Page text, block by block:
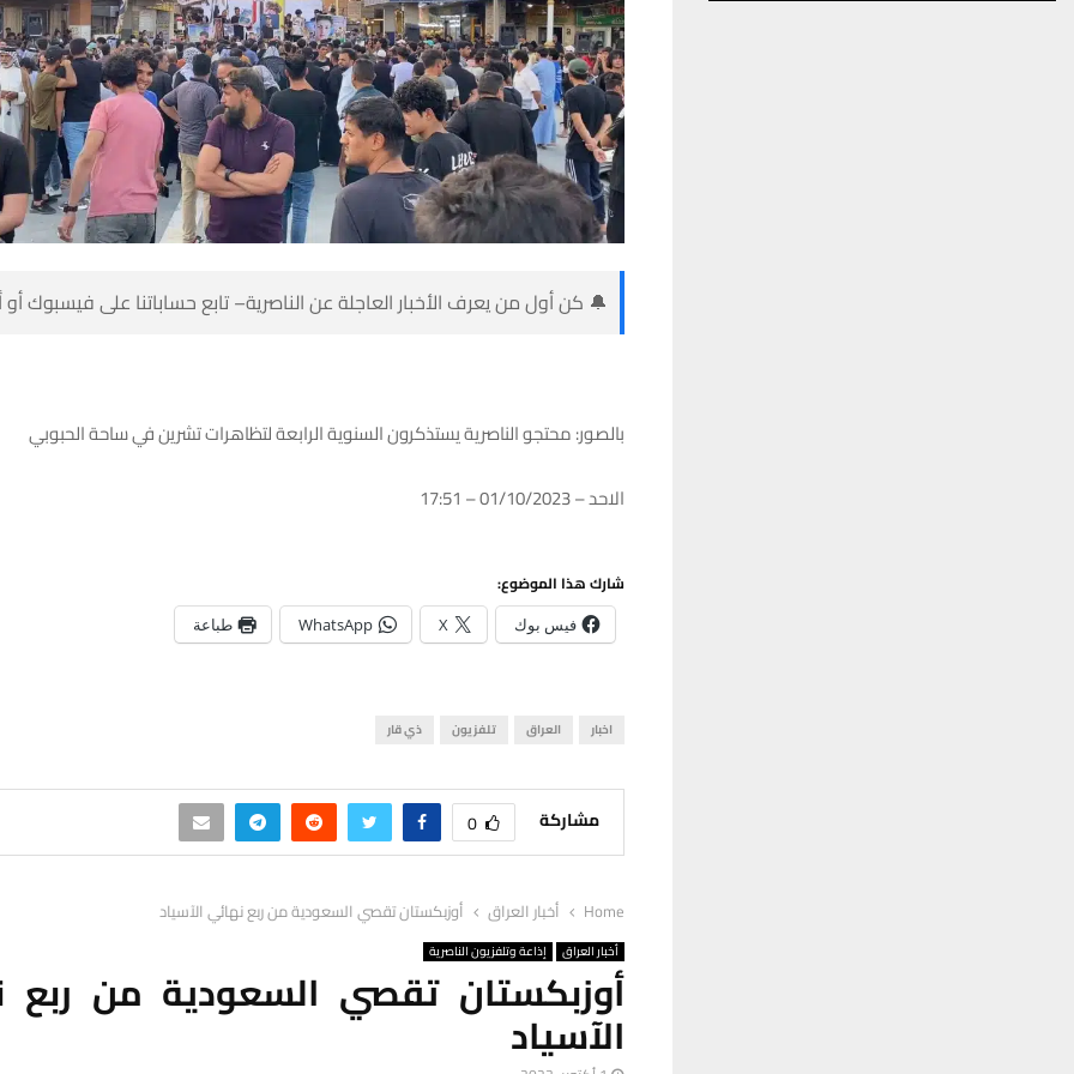
🔔 كن أول من يعرف الأخبار العاجلة عن الناصرية– تابع حساباتنا على فيسبوك
بالصور: محتجو الناصرية يستذكرون السنوية الرابعة لتظاهرات تشرين في ساحة الحبوبي
الاحد – 01/10/2023 – 17:51
شارك هذا الموضوع:
فيس بوك X
WhatsApp طباعة
اخبار العراق تلفزيون ذي قار
مشاركة 0
Home أخبار العراق أوزبكستان تقصي السعودية من ربع نهائي الآسياد
أخبار العراق إذاعة وتلفزيون الناصرية
أوزبكستان تقصي السعودية من ربع
الآسياد